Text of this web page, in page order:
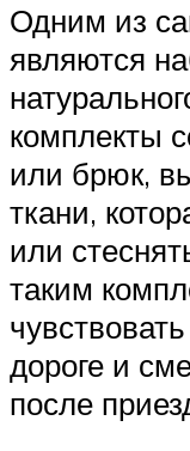
Одним из
являются
комплекты
или брюк,
ткани,
или
таким
дороге и
после